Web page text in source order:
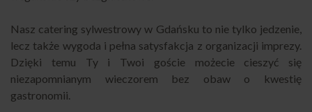
Nasz catering sylwestrowy w Gdańsku to nie tylko jedzenie,
lecz także wygoda i pełna satysfakcja z organizacji imprezy.
Dzięki temu Ty i Twoi goście możecie cieszyć się
niezapomnianym wieczorem bez obaw o kwestię
gastronomii.